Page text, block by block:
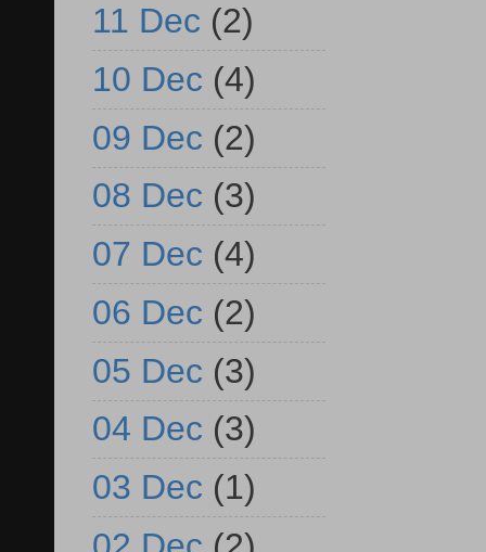
11 Dec (2)
10 Dec (4)
09 Dec (2)
08 Dec (3)
07 Dec (4)
06 Dec (2)
05 Dec (3)
04 Dec (3)
03 Dec (1)